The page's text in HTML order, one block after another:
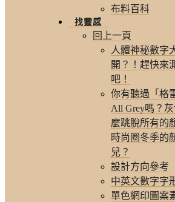
布料百科
找靈感
回上一頁
人體神秘數字
開？！趕快來
吧！
你有聽過「格
All Grey嗎？
麼跳脫所有的
時尚圈冬季的
兒？
設計方向參考
中英文數字字
單色網印圖案